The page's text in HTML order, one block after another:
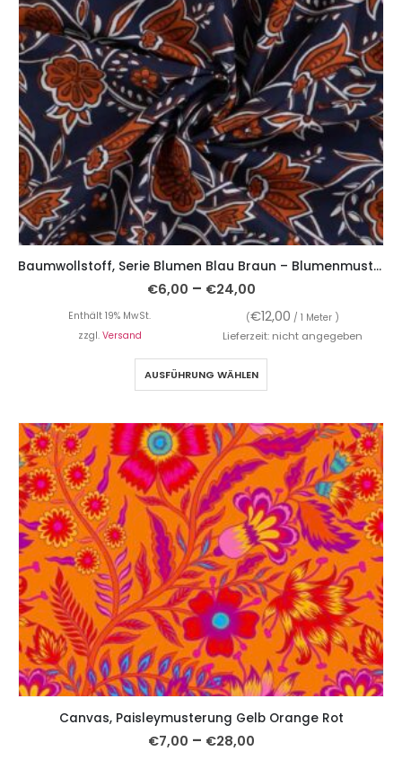
Baumwollstoff, Serie Blumen Blau Braun – Blumenmusterung
€6,00 – €24,00
Enthält 19% MwSt. (€12,00 / 1 Meter )
zzgl. Versand Lieferzeit: nicht angegeben
AUSFÜHRUNG WÄHLEN
Canvas, Paisleymusterung Gelb Orange Rot
€7,00 – €28,00